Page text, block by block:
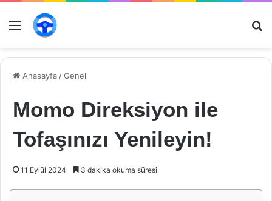
Menü
Anasayfa /Genel
Momo Direksiyon ile
Tofaşınızı Yenileyin!
11 Eylül 2024 3 dakika okuma süresi